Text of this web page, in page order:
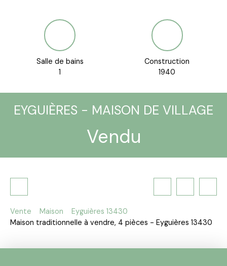
Salle de bains
1
Construction
1940
EYGUIÈRES - MAISON DE VILLAGE
Vendu
Vente Maison
Eyguières 13430
Maison traditionnelle à vendre, 4 pièces - Eyguières 13430